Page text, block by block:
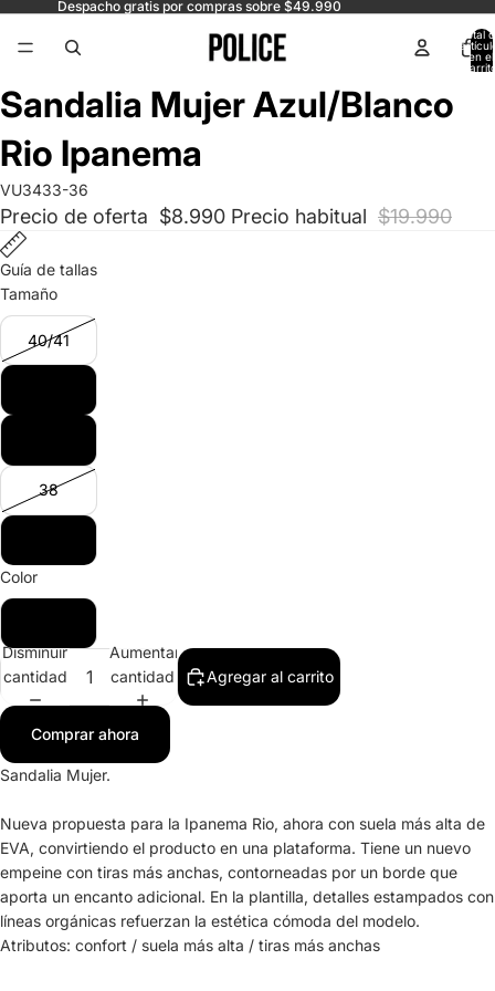
Despacho gratis por compras sobre $49.990
Total
en el
Abrir
imagen
a
pantalla
completa
Abrir
imagen
a
pantalla
completa
Abrir
imagen
a
pantalla
completa
Sandalia Mujer Azul/Blanco
Rio Ipanema
VU3433-36
Precio de oferta $8.990 Precio habitual $19.990
Guía de tallas
Tamaño
40/41
38
Color
Disminuir
cantidad
Aumentar
cantidad
Agregar al carrito
Comprar ahora
Sandalia Mujer.
Nueva propuesta para la Ipanema Rio, ahora con suela más alta de
EVA, convirtiendo el producto en una plataforma. Tiene un nuevo
empeine con tiras más anchas, contorneadas por un borde que
aporta un encanto adicional. En la plantilla, detalles estampados con
líneas orgánicas refuerzan la estética cómoda del modelo.
Atributos: confort / suela más alta / tiras más anchas